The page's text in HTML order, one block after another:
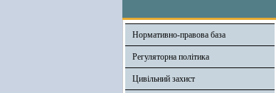
Нормативно-правова база
Регуляторна політика
Цивільний захист